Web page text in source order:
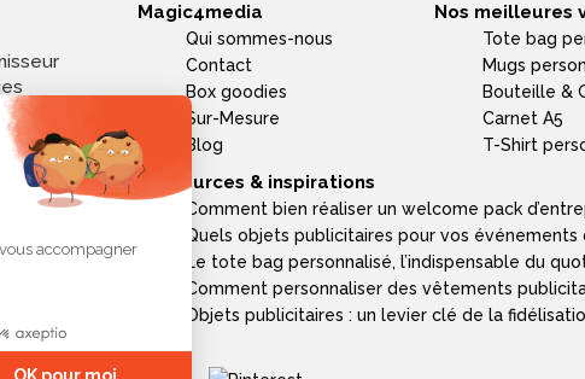
utiles,
pour
Magic4media
Qui sommes-nous
Contact
Box goodies
Sur-Mesure
Blog
Nos meilleures
Tote bag
Mugs
Bouteille &
Carnet A5
T-Shirt
Ressources & inspirations
Comment bien réaliser un welcome pack
Quels objets publicitaires pour vos événements
Le tote bag personnalisé, l’indispensable du
Comment personnaliser des vêtements
Objets publicitaires : un levier clé de la